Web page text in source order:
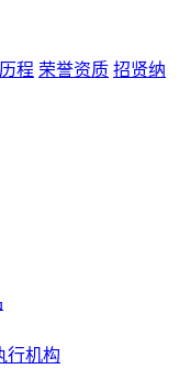
程 荣誉资质 招贤纳
行机构